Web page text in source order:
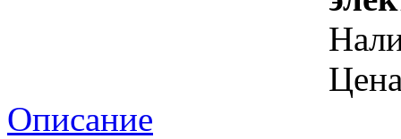
Описание